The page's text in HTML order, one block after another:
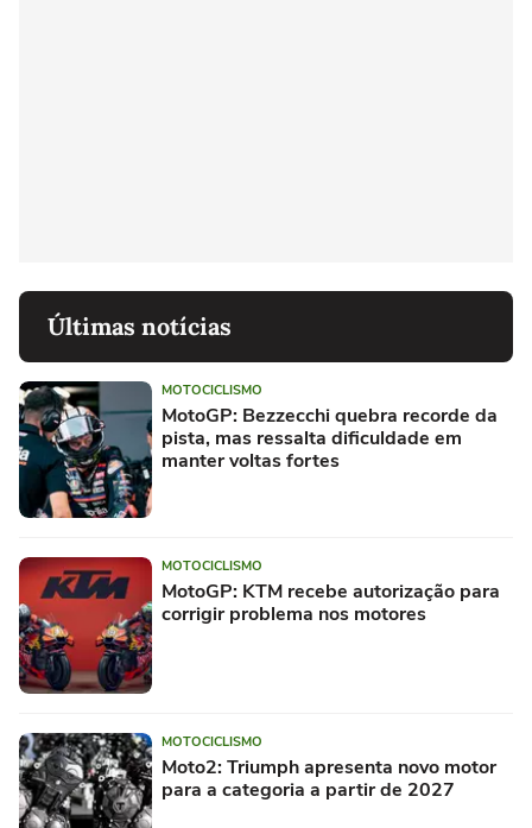
Últimas notícias
MOTOCICLISMO
MotoGP: Bezzecchi quebra recorde da
pista, mas ressalta dificuldade em
manter voltas fortes
MOTOCICLISMO
MotoGP: KTM recebe autorização para
corrigir problema nos motores
MOTOCICLISMO
Moto2: Triumph apresenta novo motor
para a categoria a partir de 2027